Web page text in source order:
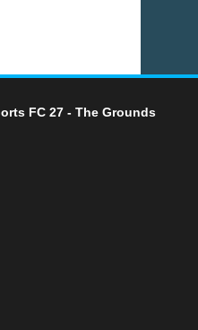
FC 27 - The Grounds